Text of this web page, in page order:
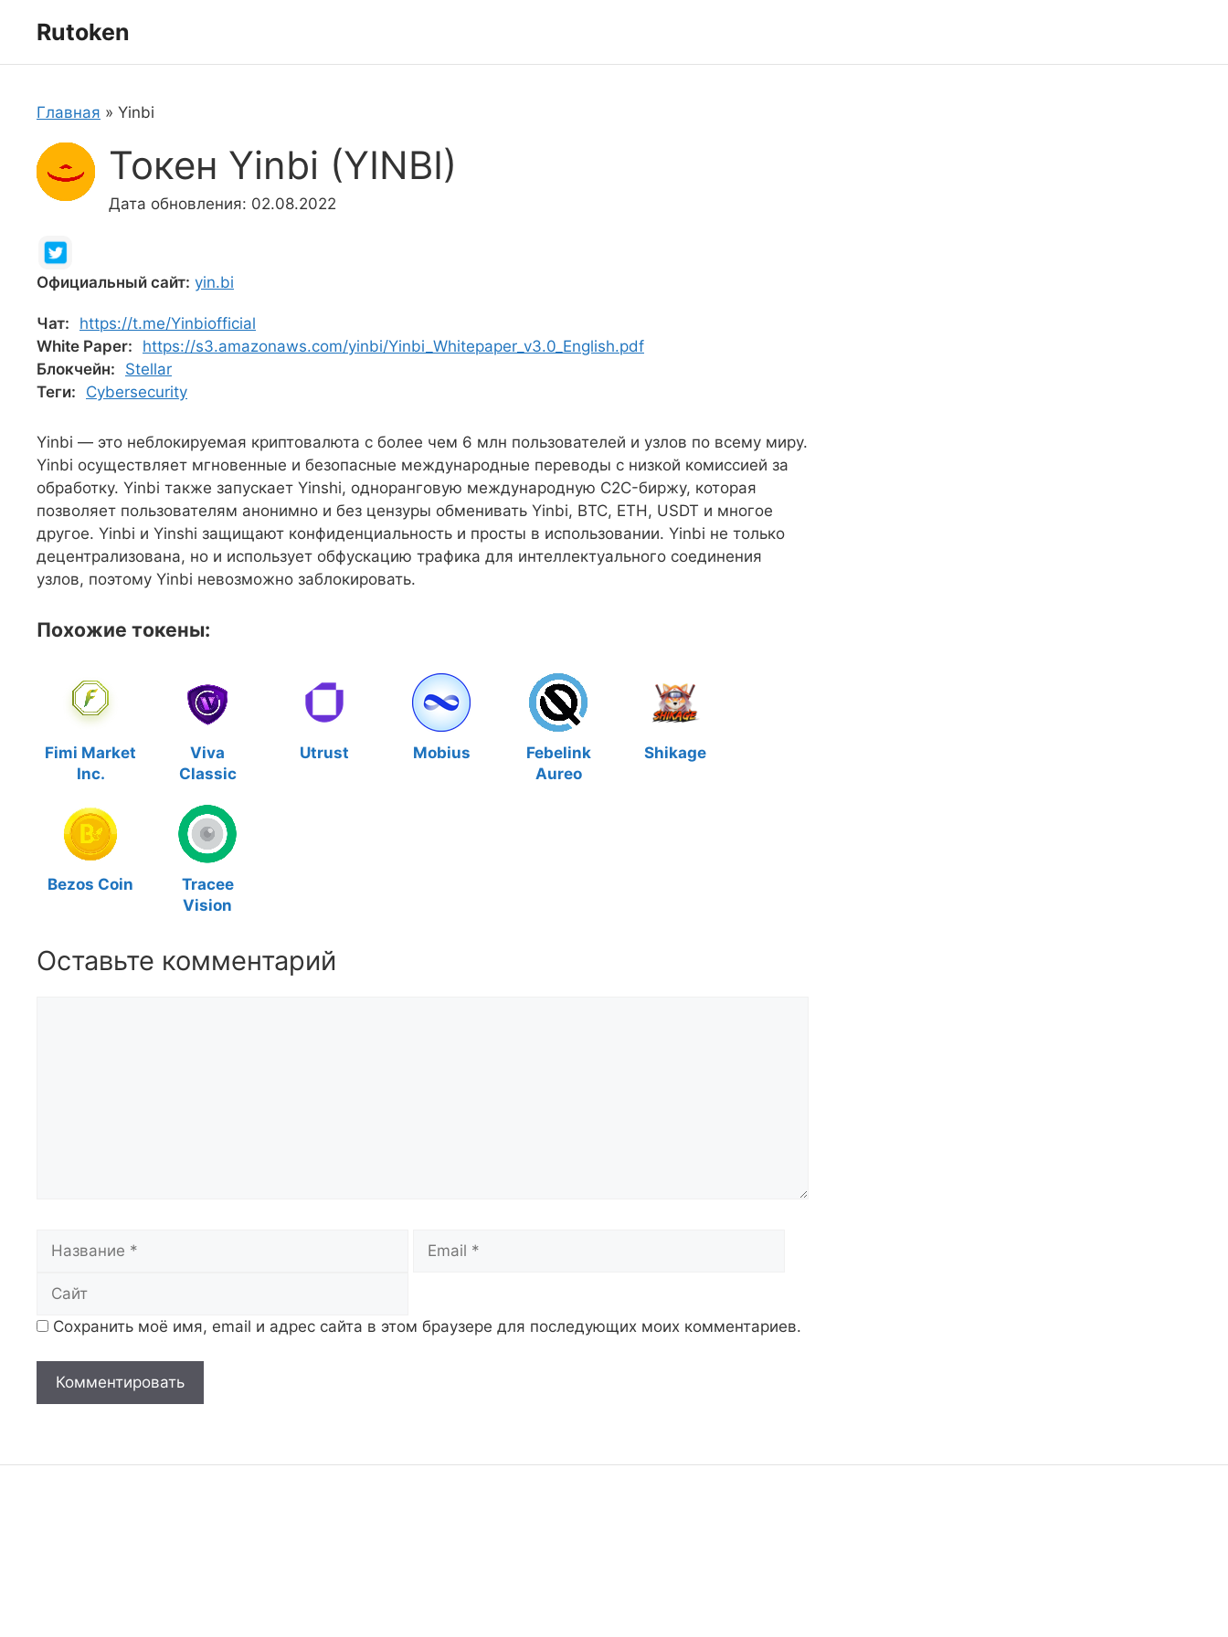
Rutoken
Главная » Yinbi
Токен Yinbi (YINBI)
Дата обновления: 02.08.2022
Официальный сайт: yin.bi
Чат:
https://t.me/Yinbiofficial
White Paper:
https://s3.amazonaws.com/yinbi/Yinbi_Whitepaper_v3.0_English.pdf
Блокчейн:
Stellar
Теги:
Cybersecurity
Yinbi — это неблокируемая криптовалюта с более чем 6 млн пользователей и узлов по всему миру.
Yinbi осуществляет мгновенные и безопасные международные переводы с низкой комиссией за
обработку. Yinbi также запускает Yinshi, одноранговую международную C2C-биржу, которая
позволяет пользователям анонимно и без цензуры обменивать Yinbi, BTC, ETH, USDT и многое
другое. Yinbi и Yinshi защищают конфиденциальность и просты в использовании. Yinbi не только
децентрализована, но и использует обфускацию трафика для интеллектуального соединения
узлов, поэтому Yinbi невозможно заблокировать.
Похожие токены:
Fimi Market
Inc.
Viva
Classic
Utrust Mobius
Febelink
Aureo
Shikage
Bezos Coin
Tracee
Vision
Оставьте комментарий
Сохранить моё имя, email и адрес сайта в этом браузере для последующих моих комментариев.